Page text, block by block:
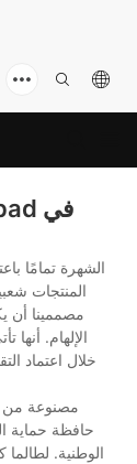
تسوق أفضل حافظة لوحة مفاتيح Ipad في
المنتجات
مصممينا أن
الإلهام. أنها
خلال اعتماد
مصنوعة من
حافظة حماية
الوطنية.